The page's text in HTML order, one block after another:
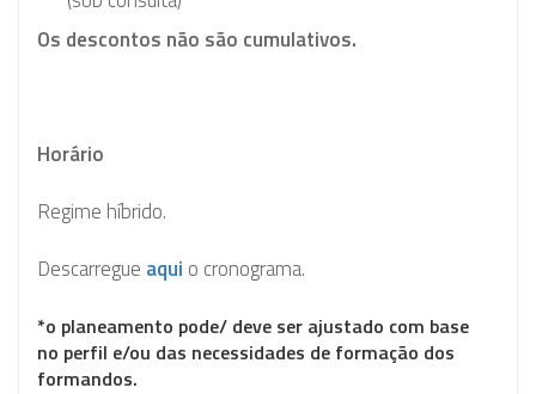
Os descontos não são cumulativos.
Horário
Regime híbrido.
Descarregue aqui o cronograma.
*o planeamento pode/ deve ser ajustado com base
no perfil e/ou das necessidades de formação dos
formandos.